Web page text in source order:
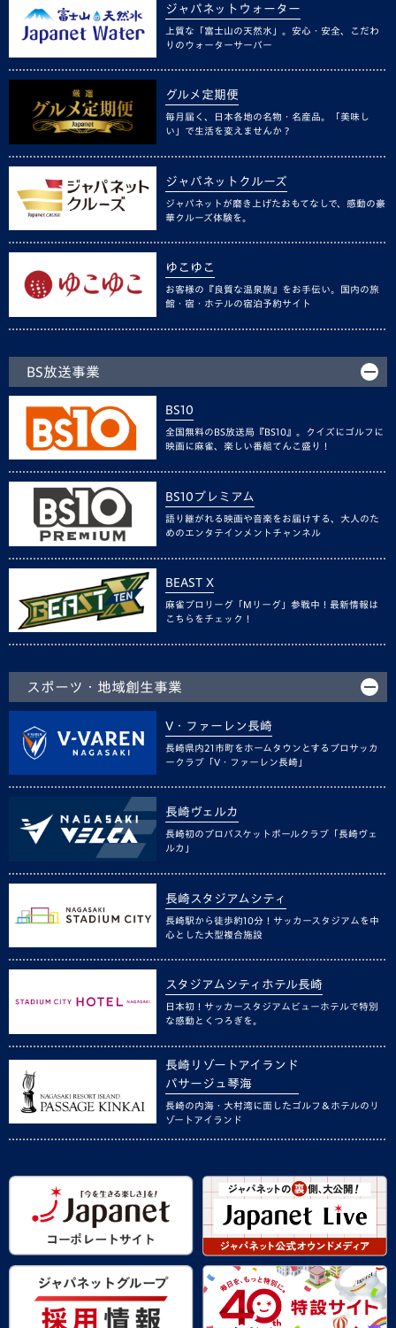
ジャパネットウォーター
上質な「富士山の天然水」。安心・安全、こだわ
りのウォーターサーバー
グルメ定期便
毎月届く、日本各地の名物・名産品。「美味し
い」で生活を変えませんか？
ジャパネットクルーズ
ジャパネットが磨き上げたおもてなしで、感動の豪
華クルーズ体験を。
ゆこゆこ
お客様の『良質な温泉旅』をお手伝い。国内の旅
館・宿・ホテルの宿泊予約サイト
BS放送事業
BS10
全国無料のBS放送局『BS10』。クイズにゴルフに
映画に麻雀、楽しい番組てんこ盛り！
BS10プレミアム
語り継がれる映画や音楽をお届けする、大人のた
めのエンタテインメントチャンネル
BEAST X
麻雀プロリーグ「Mリーグ」参戦中！最新情報は
こちらをチェック！
スポーツ・地域創生事業
V・ファーレン長崎
長崎県内21市町をホームタウンとするプロサッカ
ークラブ「V・ファーレン長崎」
長崎ヴェルカ
長崎初のプロバスケットボールクラブ「長崎ヴェ
ルカ」
長崎スタジアムシティ
長崎駅から徒歩約10分！サッカースタジアムを中
心とした大型複合施設
スタジアムシティホテル長崎
日本初！サッカースタジアムビューホテルで特別
な感動とくつろぎを。
長崎リゾートアイランド
パサージュ琴海
長崎の内海・大村湾に面したゴルフ＆ホテルのリ
ゾートアイランド